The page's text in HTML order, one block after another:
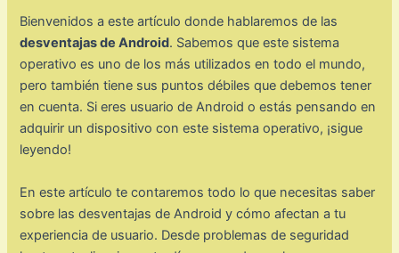
Bienvenidos a este artículo donde hablaremos de las
desventajas de Android. Sabemos que este sistema
operativo es uno de los más utilizados en todo el mundo,
pero también tiene sus puntos débiles que debemos tener
en cuenta. Si eres usuario de Android o estás pensando en
adquirir un dispositivo con este sistema operativo, ¡sigue
leyendo!
En este artículo te contaremos todo lo que necesitas saber
sobre las desventajas de Android y cómo afectan a tu
experiencia de usuario. Desde problemas de seguridad